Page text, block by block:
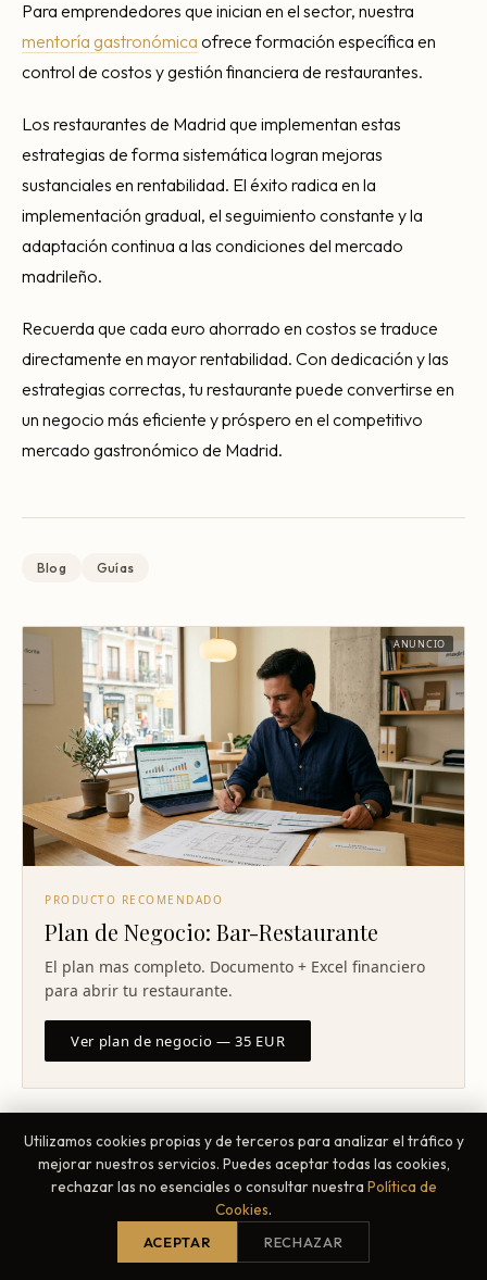
Para emprendedores que inician en el sector, nuestra
mentoría gastronómica ofrece formación específica en
control de costos y gestión financiera de restaurantes.
Los restaurantes de Madrid que implementan estas
estrategias de forma sistemática logran mejoras
sustanciales en rentabilidad. El éxito radica en la
implementación gradual, el seguimiento constante y la
adaptación continua a las condiciones del mercado
madrileño.
Recuerda que cada euro ahorrado en costos se traduce
directamente en mayor rentabilidad. Con dedicación y las
estrategias correctas, tu restaurante puede convertirse en
un negocio más eficiente y próspero en el competitivo
mercado gastronómico de Madrid.
Blog Guías
ANUNCIO
PRODUCTO RECOMENDADO
Plan de Negocio: Bar-Restaurante
El plan mas completo. Documento + Excel financiero
para abrir tu restaurante.
Ver plan de negocio — 35 EUR
TU PUBLICIDAD AQUI
¿Primera vez con ChefBusiness?
Todo empieza por el Diagnóstico
Utilizamos cookies propias y de terceros para analizar el tráfico y
mejorar nuestros servicios. Puedes aceptar todas las cookies,
rechazar las no esenciales o consultar nuestra Política de
Cookies.
ACEPTAR RECHAZAR